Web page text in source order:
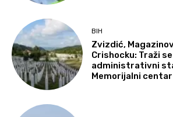
BIH
Zvizdić,
Crishocku: Traži
administrativni
Memorijalni